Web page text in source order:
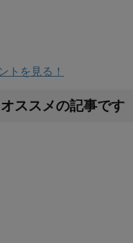
トを見る！
ススメの記事です